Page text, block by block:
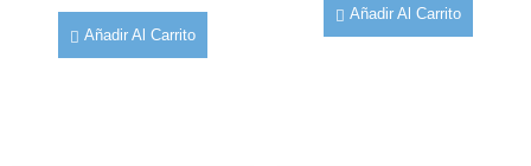
Añadir Al Carrito
Añadir Al Carrito